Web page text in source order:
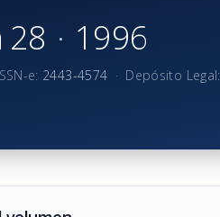
28 · 1996
e: 2443-4574 · Depósito Legal: